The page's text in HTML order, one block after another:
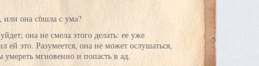
она сошла с ума?
она не смела этого делать: ее уже
ей это. Разумеется, она не может ослушаться,
мгновенно и попасть в ад.